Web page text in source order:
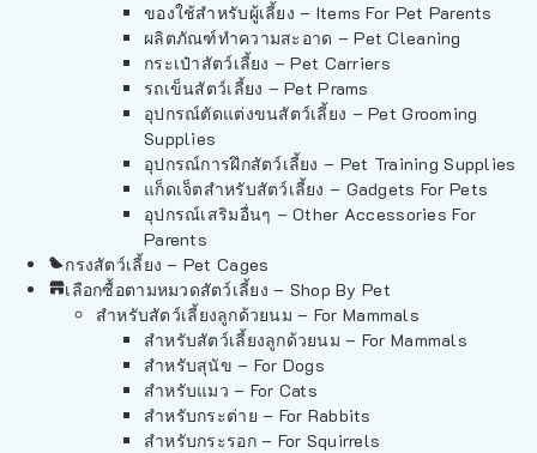
ของใช้สำหรับผู้เลี้ยง – Items For Pet Parents
ผลิตภัณฑ์ทำความสะอาด – Pet Cleaning
กระเป๋าสัตว์เลี้ยง – Pet Carriers
รถเข็นสัตว์เลี้ยง – Pet Prams
อุปกรณ์ตัดแต่งขนสัตว์เลี้ยง – Pet Grooming
Supplies
อุปกรณ์การฝึกสัตว์เลี้ยง – Pet Training Supplies
แก็ดเจ็ตสำหรับสัตว์เลี้ยง – Gadgets For Pets
อุปกรณ์เสริมอื่นๆ – Other Accessories For
Parents
กรงสัตว์เลี้ยง – Pet Cages
เลือกซื้อตามหมวดสัตว์เลี้ยง – Shop By Pet
สำหรับสัตว์เลี้ยงลูกด้วยนม – For Mammals
สำหรับสัตว์เลี้ยงลูกด้วยนม – For Mammals
สำหรับสุนัข – For Dogs
สำหรับแมว – For Cats
สำหรับกระต่าย – For Rabbits
สำหรับกระรอก – For Squirrels